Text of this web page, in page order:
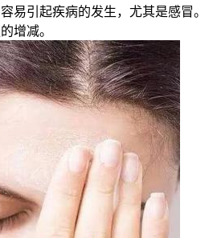
易引起疾病的发生，尤其是感冒。
增减。